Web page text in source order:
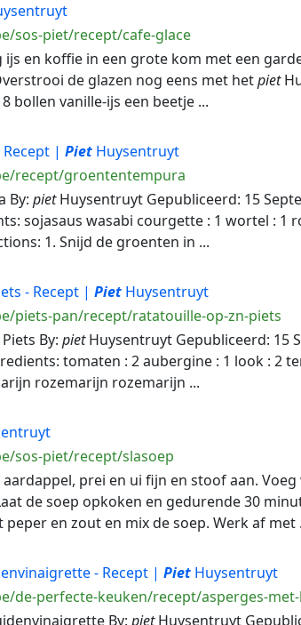
sos-piet/recept/cafe-glace
ijs en koffie in een grote kom met een
de glazen nog eens met hetpiet
bollen vanille-ijs een beetje ...
| PietHuysentruyt
recept/groententempura
By: pietHuysentruyt Gepubliceerd: 15
sojasaus wasabi courgette : 1 wortel : 1
1. Snijd de groenten in ...
- Recept | PietHuysentruyt
piets-pan/recept/ratatouille-op-zn-piets
By: pietHuysentruyt Gepubliceerd: 15
tomaten : 2 aubergine : 1 look : 2
rozemarijn rozemarijn ...
sos-piet/recept/slasoep
aardappel, prei en ui fijn en stoof aan.
de soep opkoken en gedurende 30
en zout en mix de soep. Werk af met
- Recept | PietHuysentruyt
de-perfecte-keuken/recept/asperges-
By: pietHuysentruyt